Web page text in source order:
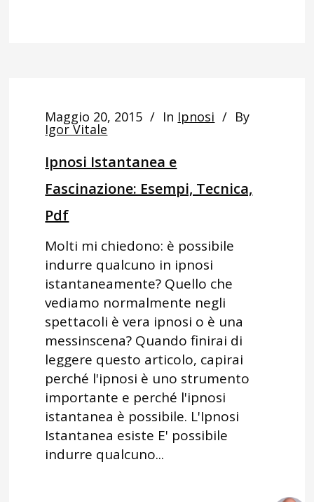
Maggio 20, 2015 In Ipnosi By
Igor Vitale
Ipnosi Istantanea e
Fascinazione: Esempi, Tecnica,
Pdf
Molti mi chiedono: è possibile
indurre qualcuno in ipnosi
istantaneamente? Quello che
vediamo normalmente negli
spettacoli è vera ipnosi o è una
messinscena? Quando finirai di
leggere questo articolo, capirai
perché l'ipnosi è uno strumento
importante e perché l'ipnosi
istantanea è possibile. L'Ipnosi
Istantanea esiste E' possibile
indurre qualcuno...